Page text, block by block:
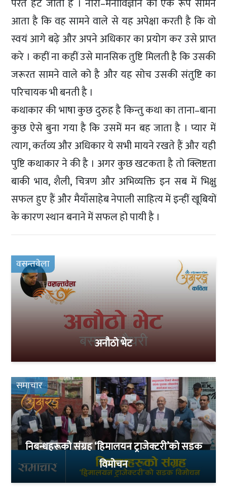
परतें हट जाती हैं । नारी–मनोविज्ञान का एक रूप सामने
आता है कि वह सामने वाले से यह अपेक्षा करती है कि वो
स्वयं आगे बढ़े और अपने अधिकार का प्रयोग कर उसे प्राप्त
करे । कहीं ना कहीं उसे मानसिक तुष्टि मिलती है कि उसकी
जरूरत सामने वाले को है और यह सोच उसकी संतुष्टि का
परिचायक भी बनती है ।
कथाकार की भाषा कुछ दुरुह है किन्तु कथा का ताना–बाना
कुछ ऐसे बुना गया है कि उसमें मन बह जाता है । प्यार में
त्याग, कर्तव्य और अधिकार ये सभी मायने रखते हैं और यही
पुष्टि कथाकार ने की है । अगर कुछ खटकता है तो क्लिष्टता
बाकी भाव, शैली, चित्रण और अभिव्यक्ति इन सब में भिक्षु
सफल हुए हैं और मैयाँसाहेब नेपाली साहित्य में इन्हीं खूबियों
के कारण स्थान बनाने में सफल हो पायी है ।
वसन्तवेला
अनौठो भेट
समाचार
निबन्धहरूको संग्रह ‘हिमालयन ट्राजेक्टरी’को सडक
विमोचन